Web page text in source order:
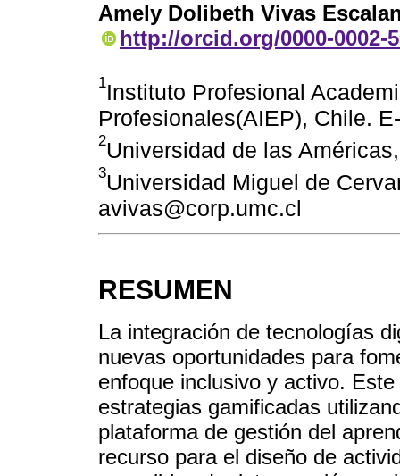
Amely Dolibeth Vivas
http://orcid.org/0000-0002-
1Instituto Profesional
Profesionales(AIEP), Chile.
2Universidad de las
3Universidad Miguel de
avivas@corp.umc.cl
RESUMEN
La integración de tecnologías
nuevas oportunidades para
enfoque inclusivo y activo.
estrategias gamificadas
plataforma de gestión del
recurso para el diseño de